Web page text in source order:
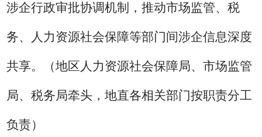
涉企行政审批协调机制，推动市场监管、税
务、人力资源社会保障等部门间涉企信息深度
共享。 （地区人力资源社会保障局、市场监管
局、税务局牵头，地直各相关部门按职责分工
负责）